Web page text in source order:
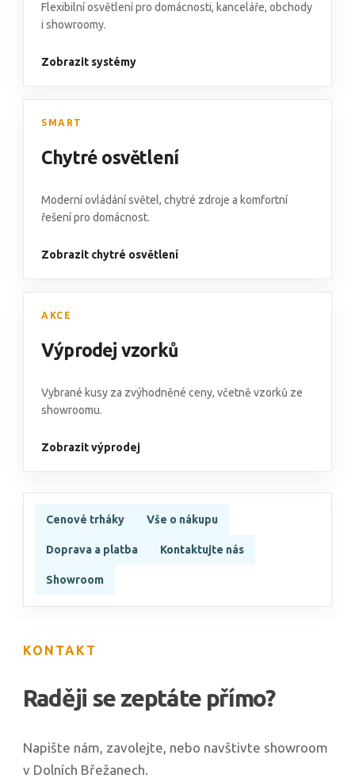
Flexibilní osvětlení pro domácnosti, kanceláře, obchody
i showroomy.
Zobrazit systémy
SMART
Chytré osvětlení
Moderní ovládání světel, chytré zdroje a komfortní
řešení pro domácnost.
Zobrazit chytré osvětlení
AKCE
Výprodej vzorků
Vybrané kusy za zvýhodněné ceny, včetně vzorků ze
showroomu.
Zobrazit výprodej
Cenové trháky Vše o nákupu
Doprava a platba Kontaktujte nás
Showroom
KONTAKT
Raději se zeptáte přímo?
Napište nám, zavolejte, nebo navštivte showroom
v Dolních Břežanech.